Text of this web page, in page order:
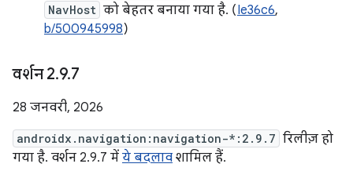
NavHost को बेहतर बनाया गया है. (Ie36c6,
b/500945998)
वर्शन 2.9.7
28 जनवरी, 2026
androidx.navigation:navigation-*:2.9.7 रिलीज़ हो
गया है. वर्शन 2.9.7 में ये बदलाव शामिल हैं.